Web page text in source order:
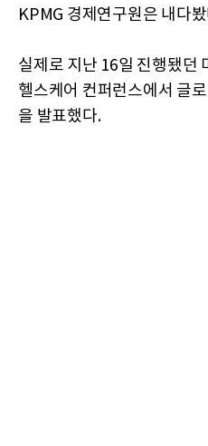
KPMG 경제연구원은 내다
실제로 지난 16일 진행됐던
헬스케어 컨퍼런스에서 글
을 발표했다.